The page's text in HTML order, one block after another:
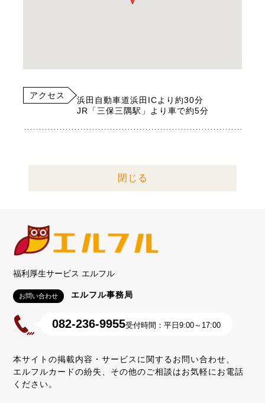
アクセス
浜田自動車道浜田ICより約30分
JR「三保三隅駅」より車で約5分
閉じる
福利厚生サービス エルフル
お問い合わせ エルフル事務局
082-236-9955受付時間：平日9:00～17:00
本サイトの掲載内容・サービスに関するお問い合わせ、
エルフルカードの紛失、その他のご相談はお気軽にお電話
ください。